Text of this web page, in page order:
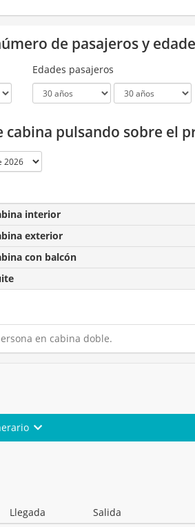
de pasajeros y
Edades pasajeros
cabina pulsando sobre el
interior
exterior
con balcón
en cabina doble.
Llegada
Salida